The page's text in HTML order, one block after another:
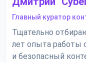
Главный куратор
Тщательно
лет опыта работы
и безопасный